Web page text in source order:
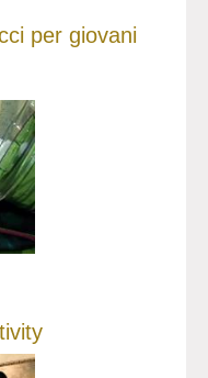
per giovani